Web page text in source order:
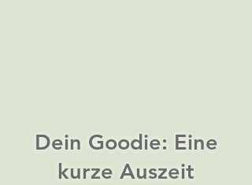
Dein Goodie: Eine
kurze Auszeit